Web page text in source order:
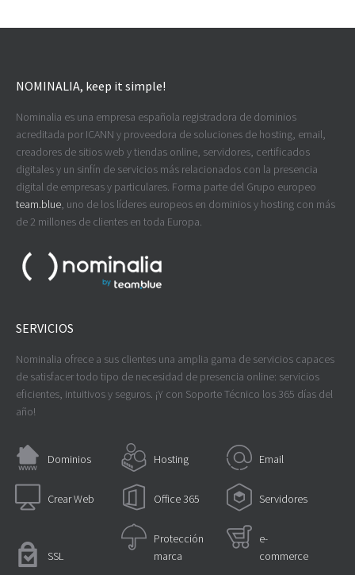
NOMINALIA, keep it simple!
Nominalia es una empresa española registradora de dominios
acreditada por ICANN y proveedora de soluciones de hosting, email,
creadores de sitios web y tiendas online, servidores, certificados
digitales y un sinfín de servicios más relacionados con la presencia
digital de empresas y particulares. Forma parte del Grupo europeo
team.blue , uno de los líderes europeos en dominios y hosting con más
de 2 millones de clientes en toda Europa.
SERVICIOS
Nominalia ofrece a sus clientes una amplia gama de servicios capaces
de satisfacer todo tipo de necesidad de presencia online: servicios
eficientes, intuitivos y seguros. ¡Y con Soporte Técnico los 365 días del
año!
Dominios Hosting Email
Crear Web Office 365 Servidores
SSL
Protección
marca
e-
commerce